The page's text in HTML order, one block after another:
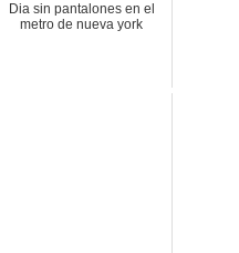
Dia sin pantalones en el
metro de nueva york